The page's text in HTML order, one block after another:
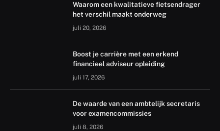
Waarom een kwalitatieve fietsendrager
het verschil maakt onderweg
juli 20, 2026
Boost je carrière met een erkend
financieel adviseur opleiding
juli 17, 2026
De waarde van een ambtelijk secretaris
voor examencommissies
juli 8, 2026